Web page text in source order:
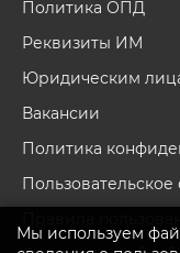
Политика ОПД
Реквизиты ИМ
Юридическим
Вакансии
Политика
Мы используем